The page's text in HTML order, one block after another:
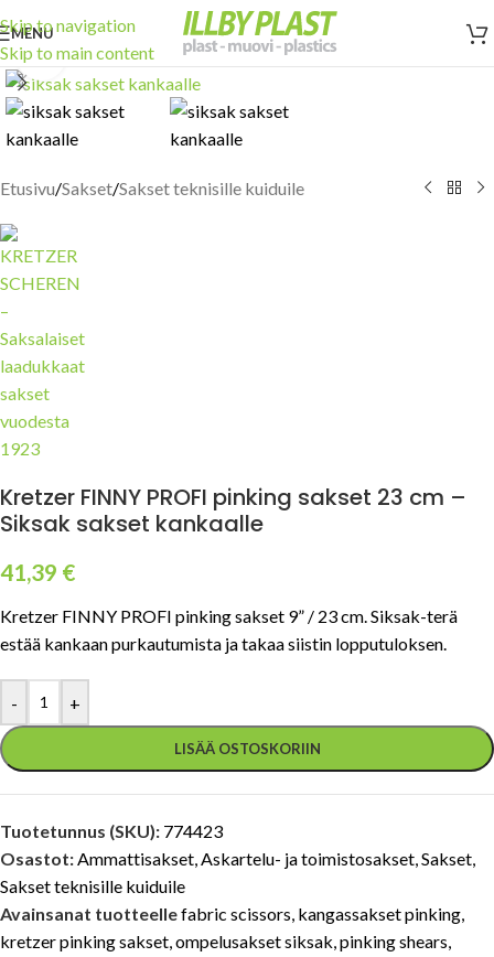
Skip to navigation
Skip to main content
MENU
Click to enlarge
Etusivu/Sakset/Sakset teknisille kuiduile
Kretzer FINNY PROFI pinking sakset 23 cm –
Siksak sakset kankaalle
41,39 €
Kretzer FINNY PROFI pinking sakset 9” / 23 cm. Siksak-terä
estää kankaan purkautumista ja takaa siistin lopputuloksen.
- +
LISÄÄ OSTOSKORIIN
Tuotetunnus (SKU): 774423
Osastot:Ammattisakset,Askartelu- ja toimistosakset,Sakset,
Sakset teknisille kuiduile
Avainsanat tuotteellefabric scissors, kangassakset pinking,
kretzer pinking sakset,ompelusakset siksak,pinking shears,